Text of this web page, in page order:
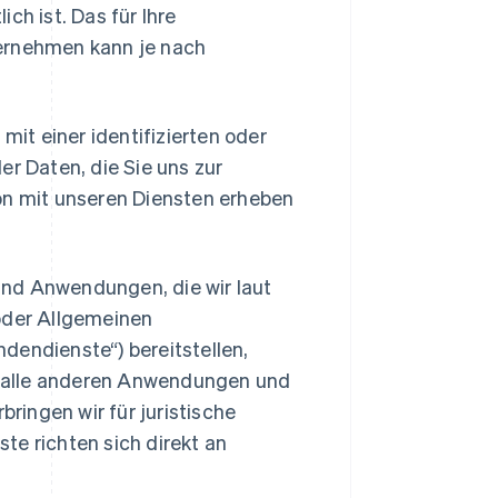
ist. Das für Ihre
kann je nach
mit einer identifizierten oder
Daten, die Sie uns zur
mit unseren Diensten erheben
Anwendungen, die wir laut
Allgemeinen
bereitstellen,
anderen Anwendungen und
wir für juristische
richten sich direkt an